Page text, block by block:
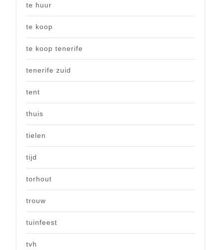
te huur
te koop
te koop tenerife
tenerife zuid
tent
thuis
tielen
tijd
torhout
trouw
tuinfeest
tvh